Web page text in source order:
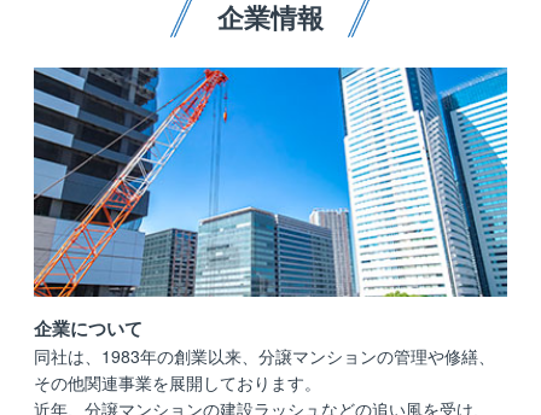
企業情報
企業について
同社は、1983年の創業以来、分譲マンションの管理や修繕、
その他関連事業を展開しております。
近年、分譲マンションの建設ラッシュなどの追い風を受け、